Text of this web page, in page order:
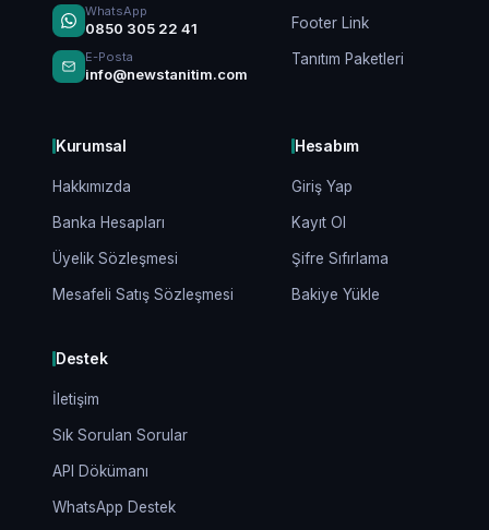
WhatsApp
0850 305 22 41
E-Posta
info@newstanitim.com
Footer Link
Tanıtım Paketleri
Kurumsal
Hakkımızda
Banka Hesapları
Üyelik Sözleşmesi
Mesafeli Satış Sözleşmesi
Hesabım
Giriş Yap
Kayıt Ol
Şifre Sıfırlama
Bakiye Yükle
Destek
İletişim
Sık Sorulan Sorular
API Dökümanı
WhatsApp Destek